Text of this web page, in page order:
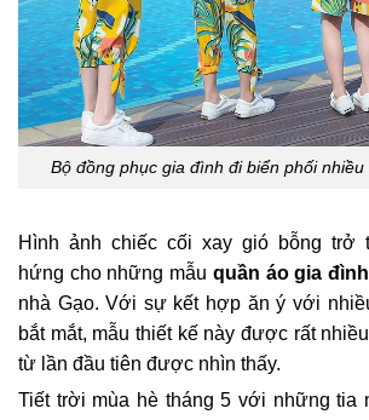
Bộ đồng phục gia đình đi biển phối
Hình ảnh chiếc cối xay gió bỗng trở
hứng cho những mẫu quần áo gia
nhà Gạo. Với sự kết hợp ăn ý với
bắt mắt, mẫu thiết kế này được rất
từ lần đầu tiên được nhìn thấy.
Tiết trời mùa hè tháng 5 với những tia